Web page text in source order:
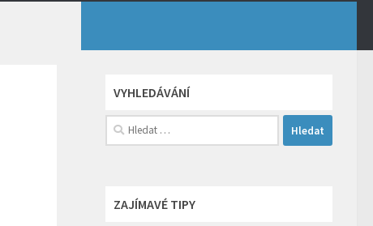
VYHLEDÁVÁNÍ
Vyhledávání
ZAJÍMAVÉ TIPY